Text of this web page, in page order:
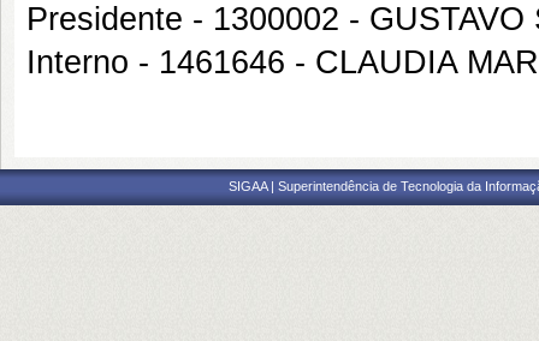
Presidente - 1300002 -
Interno - 1461646 - CLAUDIA
SIGAA | Superintendência de Tecnologia da